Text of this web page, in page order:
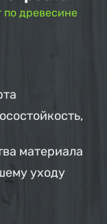
по древесине
материала
уходу